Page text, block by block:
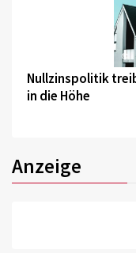
©
Nullzinspolitik
in die Höhe
Anzeige